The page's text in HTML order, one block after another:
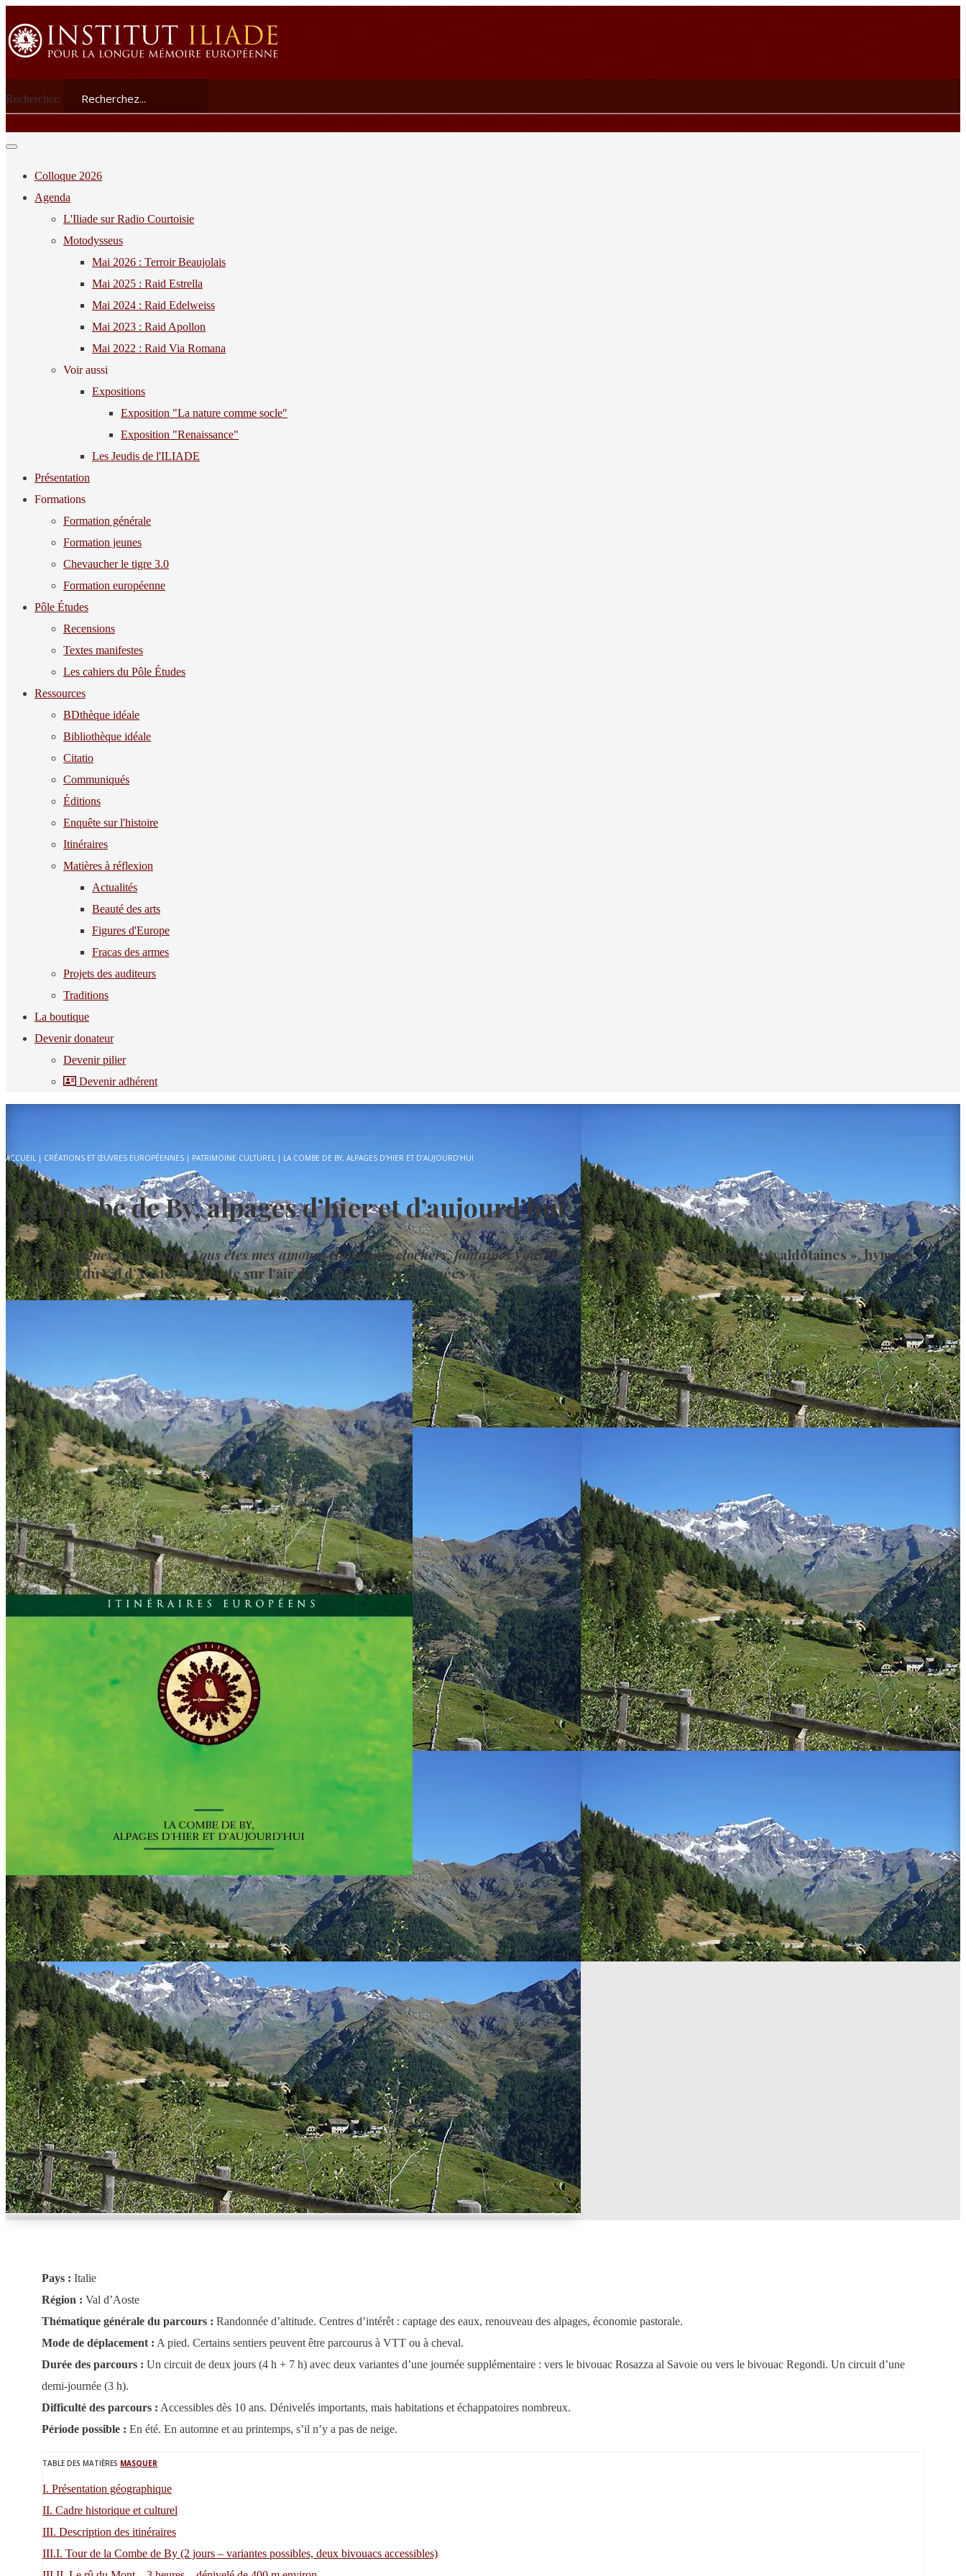
Rechercher:
Colloque 2026
Agenda
L'Iliade sur Radio Courtoisie
Motodysseus
Mai 2026 : Terroir Beaujolais
Mai 2025 : Raid Estrella
Mai 2024 : Raid Edelweiss
Mai 2023 : Raid Apollon
Mai 2022 : Raid Via Romana
Voir aussi
Expositions
Exposition "La nature comme socle"
Exposition "Renaissance"
Les Jeudis de l'ILIADE
Présentation
Formations
Formation générale
Formation jeunes
Chevaucher le tigre 3.0
Formation européenne
Pôle Études
Recensions
Textes manifestes
Les cahiers du Pôle Études
Ressources
BDthèque idéale
Bibliothèque idéale
Citatio
Communiqués
Éditions
Enquête sur l'histoire
Itinéraires
Matières à réflexion
Actualités
Beauté des arts
Figures d'Europe
Fracas des armes
Projets des auditeurs
Traditions
La boutique
Devenir donateur
Devenir pilier
Devenir adhérent
ACCUEIL | CRÉATIONS ET ŒUVRES EUROPÉENNES | PATRIMOINE CULTUREL | LA COMBE DE BY, ALPAGES D’HIER ET D’AUJOURD’HUI
La Combe de By, alpages d’hier et d’aujourd’hui
« Montagnes valdôtainesVous êtes mes amoursHameaux, clochers, fontainesVous me plairez toujours. »« Montagnes valdôtaines », hymne
officiel du Val d’Aoste, se chante sur l’air de « Montagnes Pyrénées ».
Pays : Italie
Région : Val d’Aoste
Thématique générale du parcours : Randonnée d’altitude. Centres d’intérêt : captage des eaux, renouveau des alpages, économie pastorale.
Mode de déplacement : A pied. Certains sentiers peuvent être parcourus à VTT ou à cheval.
Durée des parcours : Un circuit de deux jours (4 h + 7 h) avec deux variantes d’une journée supplémentaire : vers le bivouac Rosazza al Savoie ou vers le bivouac Regondi. Un circuit d’une
demi-journée (3 h).
Difficulté des parcours : Accessibles dès 10 ans. Dénivelés importants, mais habitations et échappatoires nombreux.
Période possible : En été. En automne et au printemps, s’il n’y a pas de neige.
TABLE DES MATIÈRES MASQUER
I. Présentation géographique
II. Cadre historique et culturel
III. Description des itinéraires
III.I. Tour de la Combe de By (2 jours – variantes possibles, deux bivouacs accessibles)